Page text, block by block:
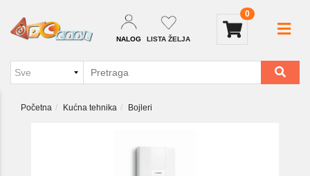
NALOG LISTA ŽELJA
0
Početna Kućna tehnika Bojleri